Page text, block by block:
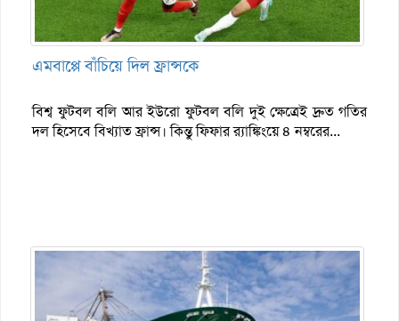
এমবাপ্পে বাঁচিয়ে দিল ফ্রান্সকে
বিশ্ব ফুটবল বলি আর ইউরো ফুটবল বলি দুই ক্ষেত্রেই দ্রুত গতির
দল হিসেবে বিখ্যাত ফ্রান্স। কিন্তু ফিফার র‌্যাঙ্কিংয়ে ৪ নম্বরের...